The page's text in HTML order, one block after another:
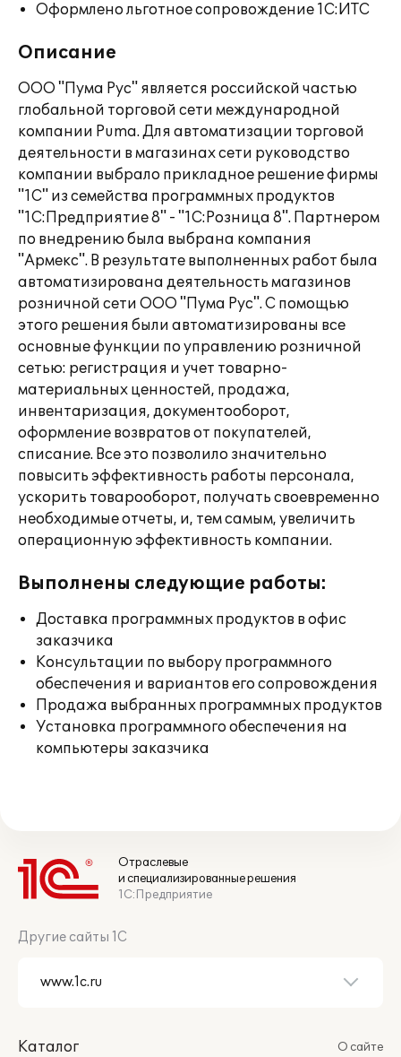
Оформлено льготное сопровождение 1С:ИТС
Описание
ООО "Пума Рус" является российской частью
глобальной торговой сети международной
компании Puma. Для автоматизации торговой
деятельности в магазинах сети руководство
компании выбрало прикладное решение фирмы
"1С" из семейства программных продуктов
"1С:Предприятие 8" - "1С:Розница 8". Партнером
по внедрению была выбрана компания
"Армекс". В результате выполненных работ была
автоматизирована деятельность магазинов
розничной сети ООО "Пума Рус". С помощью
этого решения были автоматизированы все
основные функции по управлению розничной
сетью: регистрация и учет товарно-
материальных ценностей, продажа,
инвентаризация, документооборот,
оформление возвратов от покупателей,
списание. Все это позволило значительно
повысить эффективность работы персонала,
ускорить товарооборот, получать своевременно
необходимые отчеты, и, тем самым, увеличить
операционную эффективность компании.
Выполнены следующие работы:
Доставка программных продуктов в офис
заказчика
Консультации по выбору программного
обеспечения и вариантов его сопровождения
Продажа выбранных программных продуктов
Установка программного обеспечения на
компьютеры заказчика
Отраслевые
и специализированные решения
1С:Предприятие
Другие сайты 1С
Каталог
О сайте